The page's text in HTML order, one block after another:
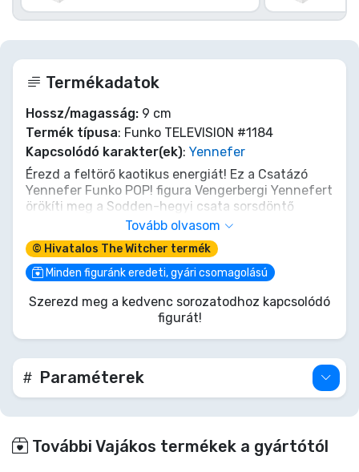
Termékadatok
Hossz/magasság: 9 cm
Termék típusa: Funko TELEVISION #1184
Kapcsolódó karakter(ek): Yennefer
Érezd a feltörő kaotikus energiát! Ez a Csatázó
Yennefer Funko POP! figura Vengerbergi Yennefert
örökíti meg a Sodden-hegyi csata sorsdöntő
pillanatában. Tűzzel az ujjai végén, és
elszántsággal (vérző) szemeiben, készen áll, hogy
dacoljon magával a végzettel. Add ezt a hatalmas
varázslónőt a Vaják sagából a gyűjteményedhez,
és hagyd, hogy zabolátlan mágiája újraformálja a
polcodat! Vannak árak, amiket vérrel fizetünk, de
ez a kincs csak egy kattintásnyira van.
Tovább olvasom
© Hivatalos The Witcher termék
Minden figuránk eredeti, gyári csomagolású
Szerezd meg a kedvenc sorozatodhoz kapcsolódó
figurát!
Paraméterek
További Vajákos termékek a gyártótól